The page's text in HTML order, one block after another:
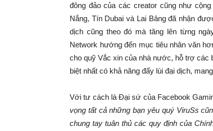
đông đảo của các creator cũng như
Nắng, Tín Dubai và Lai Bâng đã nhận
dịch cũng theo đó mà tăng lên từng
Network hướng đến mục tiêu nhân văn
cho quỹ Vắc xin của nhà nước, hỗ trợ các
biệt nhất có khả năng đẩy lùi đại dịch,
Với tư cách là Đại sứ của Facebook
vọng tất cả những bạn yêu quý ViruSs
chung tay tuân thủ các quy định của